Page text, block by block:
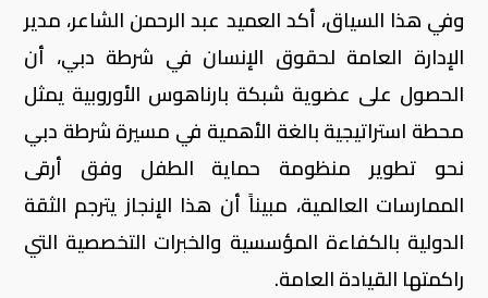
وفي هذا السياق، أكد العميد عبد الرحمن الشاعر، مدير
الإدارة العامة لحقوق الإنسان في شرطة دبي، أن
الحصول على عضوية شبكة بارناهوس الأوروبية يمثل
محطة استراتيجية بالغة الأهمية في مسيرة شرطة دبي
نحو تطوير منظومة حماية الطفل وفق أرقى
الممارسات العالمية، مبيناً أن هذا الإنجاز يترجم الثقة
الدولية بالكفاءة المؤسسية والخبرات التخصصية التي
راكمتها القيادة العامة.